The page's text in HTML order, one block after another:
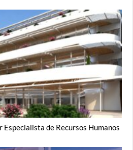
de Recursos Humanos